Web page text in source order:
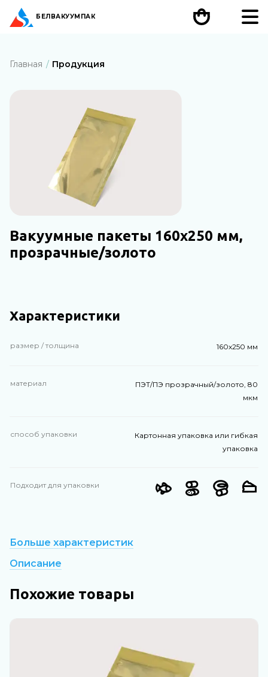
БЕЛВАКУУМПАК
Главная Продукция
Вакуумные пакеты 160х250 мм,
прозрачные/золото
Характеристики
размер / толщина 160х250 мм
материал
ПЭТ/ПЭ прозрачный/золото, 80
мкм
способ упаковки
Картонная упаковка или гибкая
упаковка
Подходит для упаковки
Больше характеристик
Описание
Похожие товары